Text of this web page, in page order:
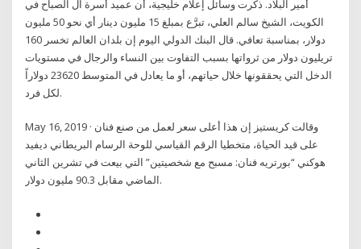
أمير البلاد. ذكرت وسائل إعلام خليجية، أن عميد أسرة آل الصباح في
الكويت، الشيخ سالم العلي، تبرَّع بمبلغ 15 مليون دينار أي نحو 50 مليون
دولار، بمناسبة تعافي. قال البنك الدولي اليوم إن بلدان العالم تخسر 160
تريليون دولار من ثرواتها بسبب التفاوت بين النساء والرجال في مستويات
الدخل التي يحققونها خلال حياتهم، أو ما يعادل في المتوسط 23620 دولاراً
لكل فرد.
May 16, 2019 · وقالت كريستيز إن هذا أعلى سعر لعمل من صنع فنان
على قيد الحياة، متخطيا الرقم القياسي للوحة الرسام البريطاني ديفيد
هوكني “بورتريه فنان: مسبح مع شخصيتين” التي بيعت في تشرين الثاني
الماضي مقابل 90.3 مليون دولار.